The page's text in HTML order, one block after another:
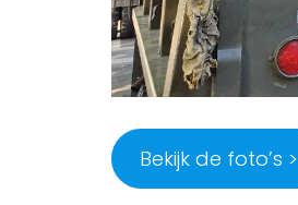
Bekijk de foto’s >